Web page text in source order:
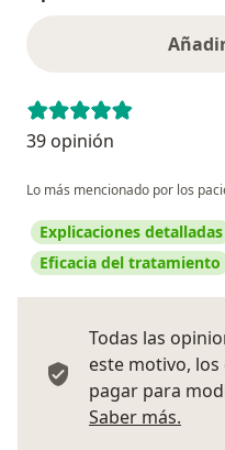
39 opinión
Lo más mencionado por los
Explicaciones detalladas
Eficacia del tratamiento
Todas las
este motivo,
pagar para
Saber más.